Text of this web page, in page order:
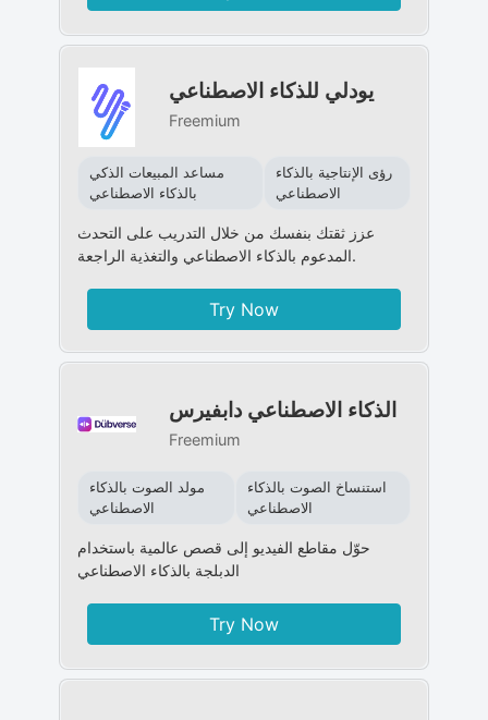
يودلي للذكاء الاصطناعي
Freemium
مساعد المبيعات الذكي
بالذكاء الاصطناعي
رؤى الإنتاجية بالذكاء
الاصطناعي
عزز ثقتك بنفسك من خلال التدريب على التحدث
المدعوم بالذكاء الاصطناعي والتغذية الراجعة.
Try Now
الذكاء الاصطناعي دابفيرس
Freemium
مولد الصوت بالذكاء
الاصطناعي
استنساخ الصوت بالذكاء
الاصطناعي
حوّل مقاطع الفيديو إلى قصص عالمية باستخدام
الدبلجة بالذكاء الاصطناعي
Try Now